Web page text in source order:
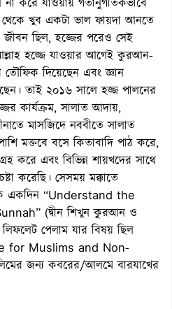
না করে যাওয়ায় গতানুগতিকভাবে
খুব একটা ভাল ফায়দা আনতে
ছিল, হজ্জের পরেও সেই
হজ্জে যাওয়ার আগেই কুরআন-
তৌফিক দিয়েছেন এবং জ্ঞান
তাই ২০১৬ সালে হজ্জ পালনের
কার্যক্রম, সালাত আদায়,
মাসজিদে নববীতে সালাত
মক্তবে বসে কিতাবাদি পাঠ করে,
করে এবং বিভিন্ন শায়খদের সাথে
করেছি। সেসময় মক্কাতে
একদিন “Understand the
(দ্বীন শিখুন কুরআন ও
পেলাম যার বিষয় ছিল
for Muslims and Non-
জন্য কবরের/আলমে বারযাখের